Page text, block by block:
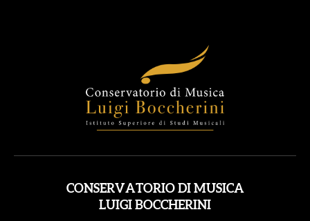
CONSERVATORIO DI MUSICA
LUIGI BOCCHERINI